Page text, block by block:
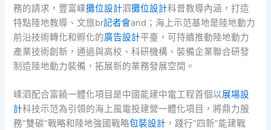
務的請求，豐富嵊攤位設計泗攤位設計科普教導內涵，打造
特點陸地教導、文旅br記者會and；海上示范基地是陸地動力
前沿技術轉化和孵化的廣告設計平臺，可持續推動陸地動力
產業技術創新，通過與高校、科研機構、裝備企業聯合研發
制造陸地動力裝備，拓展新的業務發展空間。
嵊泗配合富饒一體化項目是中國能建中電工程首個以展場設
計科技示范為引領的海上風電投建營一體化項目，將鼎力服
務“雙碳”戰略和陸地強國戰略包裝設計 ，踐行“四新”能建戰